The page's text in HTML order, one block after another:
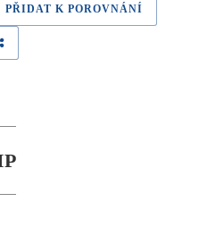
PŘIDAT K POROVNÁNÍ